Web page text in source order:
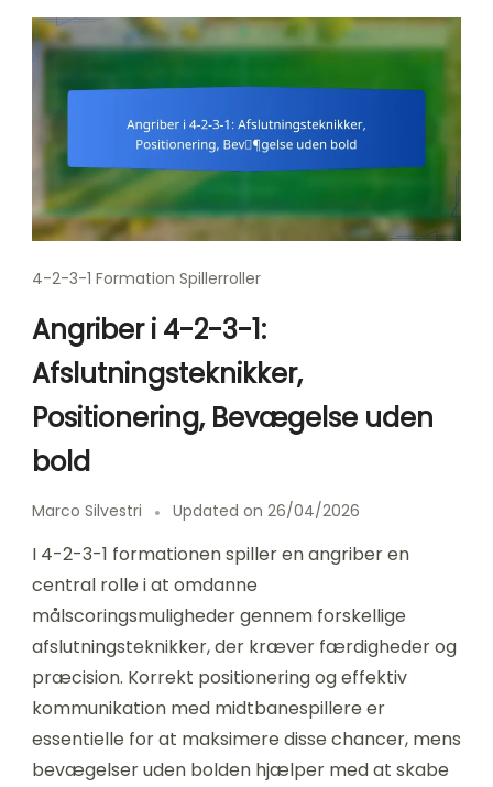
4-2-3-1 Formation Spillerroller
Angriber i 4-2-3-1:
Afslutningsteknikker,
Positionering, Bevægelse uden
bold
Marco Silvestri Updated on 26/04/2026
I 4-2-3-1 formationen spiller en angriber en
central rolle i at omdanne
målscoringsmuligheder gennem forskellige
afslutningsteknikker, der kræver færdigheder og
præcision. Korrekt positionering og effektiv
kommunikation med midtbanespillere er
essentielle for at maksimere disse chancer, mens
bevægelser uden bolden hjælper med at skabe